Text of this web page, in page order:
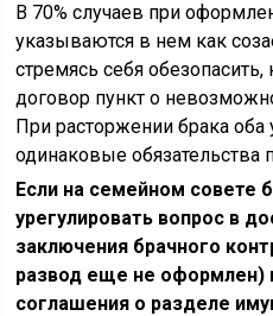
В 70% случаев при
указываются в нем как
стремясь себя
договор пункт о
При расторжении брака оба
одинаковые обязательства
Если на семейном совете
урегулировать вопрос в
заключения брачного
развод еще не оформлен)
соглашения о разделе